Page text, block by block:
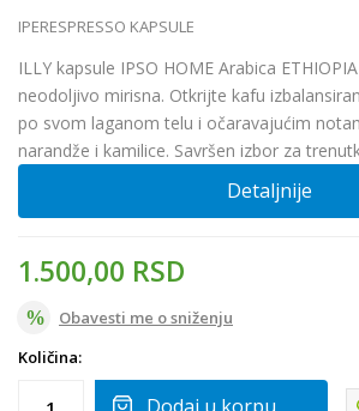
IPERESPRESSO KAPSULE
ILLY kapsule IPSO HOME Arabica
neodoljivo mirisna. Otkrijte kafu
po svom laganom telu i očaravajućim
narandže i kamilice. Savršen izbor za
Detaljnije
1.500,00 RSD
Obavesti me o sniženju
Količina: